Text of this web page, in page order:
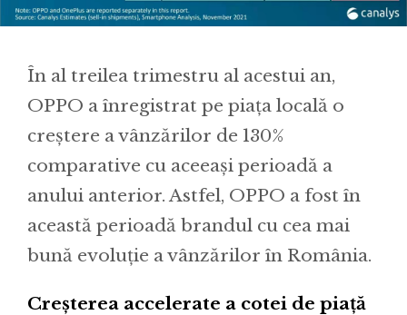
În al treilea trimestru al acestui an,
OPPO a înregistrat pe piața locală o
creștere a vânzărilor de 130%
comparative cu aceeași perioadă a
anului anterior. Astfel, OPPO a fost în
această perioadă brandul cu cea mai
bună evoluție a vânzărilor în România.
Creșterea accelerate a cotei de piață